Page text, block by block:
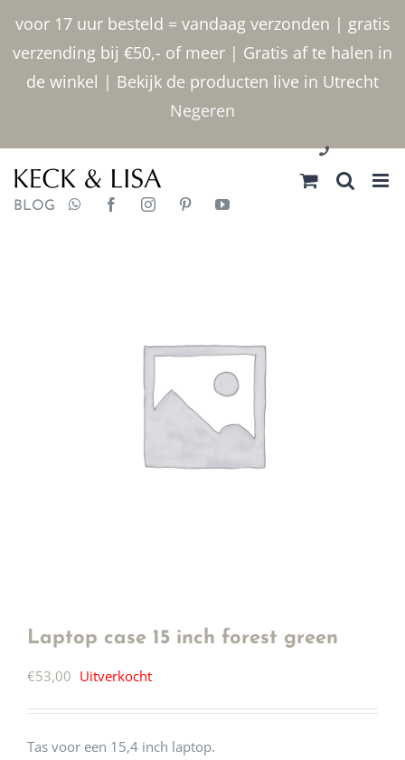
voor 17 uur besteld = vandaag verzonden | gratis
verzending bij €50,- of meer | Gratis af te halen in
de winkel | Bekijk de producten live in Utrecht
Negeren
inhoud
030 2400000
BLOG
Laptop case 15 inch forest green
€53,00 Uitverkocht
Tas voor een 15,4 inch laptop.